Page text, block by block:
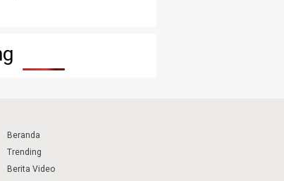
Beranda
Trending
Berita Video